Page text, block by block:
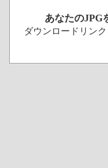
あなたのJPG
ダウンロードリン